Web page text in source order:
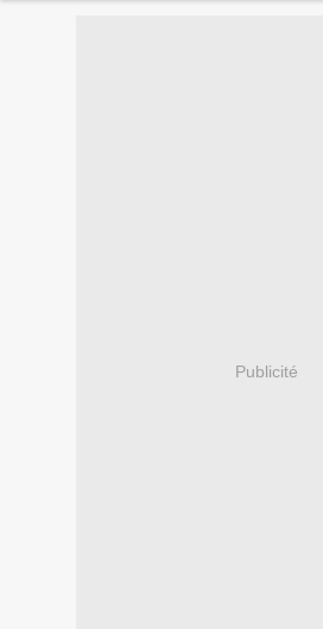
Publicité